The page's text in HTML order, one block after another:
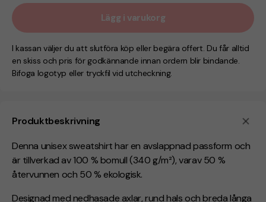
Produktbeskrivning
Denna unisex sweatshirt har en avslappnad passform och
är tillverkad av 100 % bomull (340 g/m²), varav 50 %
återvunnen och 50 % ekologisk.
Designad med nedhasade axlar, rund hals och breda långa
Lägg i varukorg
I kassan väljer du att slutföra köp eller begära offert. Du får alltid
en skiss och pris för godkännande innan ordern blir bindande.
Bifoga logotyp eller tryckfil vid utcheckning.